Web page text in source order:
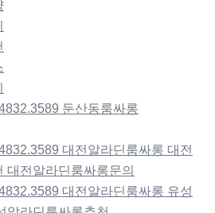
둔산동룸싸롱
대전알라딘룸싸롱 대전
대전알라딘룸싸롱문의
대전알라딘룸싸롱 유성